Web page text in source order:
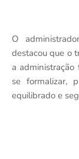
O
destacou que o
a
se formalizar,
equilibrado e